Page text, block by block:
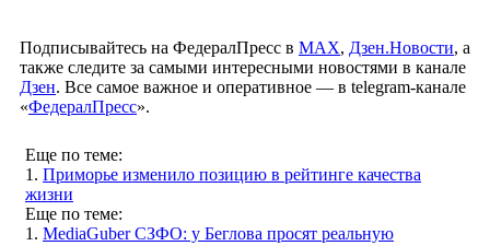
Подписывайтесь на ФедералПресс в МАХ, Дзен.Новости, а
также следите за самыми интересными новостями в канале
Дзен. Все самое важное и оперативное — в telegram-канале
«ФедералПресс».
Еще по теме:
1. Приморье изменило позицию в рейтинге качества
жизни
Еще по теме:
1. MediaGuber СЗФО: у Беглова просят реальную